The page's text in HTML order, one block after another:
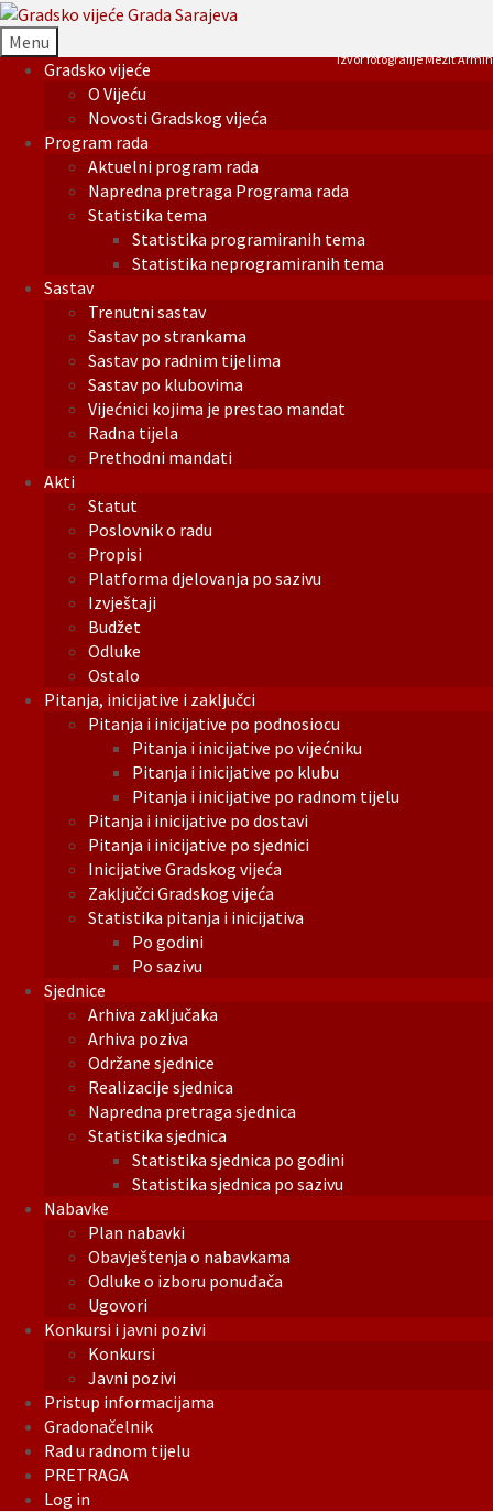
Menu
Gradsko vijeće
O Vijeću
Novosti Gradskog vijeća
Program rada
Aktuelni program rada
Napredna pretraga Programa rada
Statistika tema
Statistika programiranih tema
Statistika neprogramiranih tema
Sastav
Trenutni sastav
Sastav po strankama
Sastav po radnim tijelima
Sastav po klubovima
Vijećnici kojima je prestao mandat
Radna tijela
Prethodni mandati
Akti
Statut
Poslovnik o radu
Propisi
Platforma djelovanja po sazivu
Izvještaji
Budžet
Odluke
Ostalo
Pitanja, inicijative i zaključci
Pitanja i inicijative po podnosiocu
Pitanja i inicijative po vijećniku
Pitanja i inicijative po klubu
Pitanja i inicijative po radnom tijelu
Pitanja i inicijative po dostavi
Pitanja i inicijative po sjednici
Inicijative Gradskog vijeća
Zaključci Gradskog vijeća
Statistika pitanja i inicijativa
Po godini
Po sazivu
Sjednice
Arhiva zaključaka
Arhiva poziva
Održane sjednice
Realizacije sjednica
Napredna pretraga sjednica
Statistika sjednica
Statistika sjednica po godini
Statistika sjednica po sazivu
Nabavke
Plan nabavki
Obavještenja o nabavkama
Odluke o izboru ponuđača
Ugovori
Konkursi i javni pozivi
Konkursi
Javni pozivi
Pristup informacijama
Gradonačelnik
Rad u radnom tijelu
PRETRAGA
Log in
Izvor fotografije Mezit Armin